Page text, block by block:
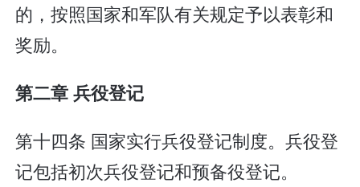
的，按照国家和军队有关规定予以表彰和
奖励。
第二章 兵役登记
第十四条 国家实行兵役登记制度。兵役登
记包括初次兵役登记和预备役登记。